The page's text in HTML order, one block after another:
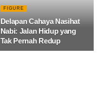
FIGURE
Delapan Cahaya Nasihat
Nabi: Jalan Hidup yang
Tak Pernah Redup